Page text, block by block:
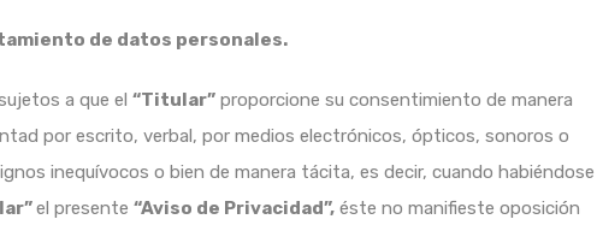
de datos personales.
a que el “Titular” proporcione su consentimiento de manera
por escrito, verbal, por medios electrónicos, ópticos, sonoros o
inequívocos o bien de manera tácita, es decir, cuando habiéndose
el presente “Aviso de Privacidad”, éste no manifieste oposición